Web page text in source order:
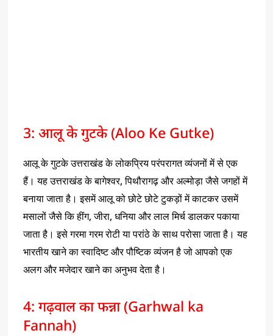
3: आलू के गुटके (Aloo Ke Gutke)
आलू के गुटके उत्तराखंड के लोकप्रिय परंपरागत व्यंजनों में से एक
हैं। यह उत्तराखंड के बागेश्वर, पिथौरागढ़ और अल्मोड़ा जैसे जगहों में
बनाया जाता है। इसमें आलू को छोटे छोटे टुकड़ों में काटकर उसमें
मसालों जैसे कि हींग, जीरा, धनिया और लाल मिर्च डालकर पकाया
जाता है। इसे गरमा गरम रोटी या परांठे के साथ परोसा जाता है। यह
भारतीय खाने का स्वादिष्ट और पौष्टिक व्यंजन है जो आपको एक
अलग और मजेदार खाने का अनुभव देता है।
4: गढ़वाल का फन्ना (Garhwal ka
Fannah)